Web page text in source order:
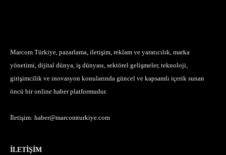
Marcom Türkiye, pazarlama, iletişim, reklam ve yaratıcılık, marka
yönetimi, dijital dünya, iş dünyası, sektörel gelişmeler, teknoloji,
girişimcilik ve inovasyon konularında güncel ve kapsamlı içerik sunan
öncü bir online haber platformudur.
İletişim: haber@marcomturkiye.com
İLETİŞİM